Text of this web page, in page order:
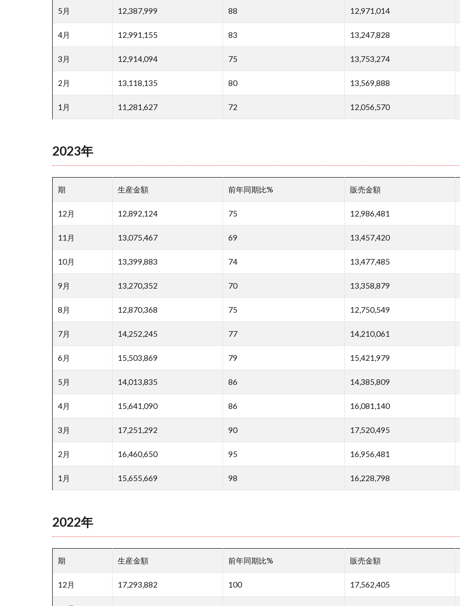
5月 12,387,999 88 12,971,014
4月 12,991,155 83 13,247,828
3月 12,914,094 75 13,753,274
2月 13,118,135 80 13,569,888
1月 11,281,627 72 12,056,570
2023年
期 生産金額 前年同期比% 販売金額
12月 12,892,124 75 12,986,481
11月 13,075,467 69 13,457,420
10月 13,399,883 74 13,477,485
9月 13,270,352 70 13,358,879
8月 12,870,368 75 12,750,549
7月 14,252,245 77 14,210,061
6月 15,503,869 79 15,421,979
5月 14,013,835 86 14,385,809
4月 15,641,090 86 16,081,140
3月 17,251,292 90 17,520,495
2月 16,460,650 95 16,956,481
1月 15,655,669 98 16,228,798
2022年
期 生産金額 前年同期比% 販売金額
12月 17,293,882 100 17,562,405